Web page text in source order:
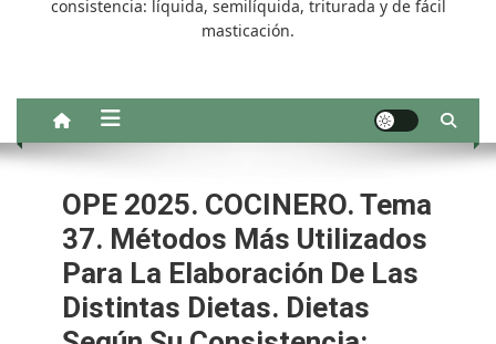
consistencia: líquida, semilíquida, triturada y de fácil
masticación.
OPE 2025. COCINERO. Tema
37. Métodos Más Utilizados
Para La Elaboración De Las
Distintas Dietas. Dietas